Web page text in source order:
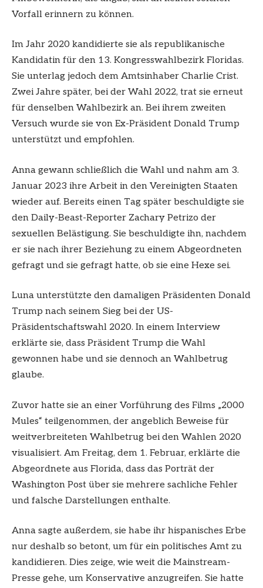
Vorfall erinnern zu können.
Im Jahr 2020 kandidierte sie als republikanische
Kandidatin für den 13. Kongresswahlbezirk Floridas.
Sie unterlag jedoch dem Amtsinhaber Charlie Crist.
Zwei Jahre später, bei der Wahl 2022, trat sie erneut
für denselben Wahlbezirk an. Bei ihrem zweiten
Versuch wurde sie von Ex-Präsident Donald Trump
unterstützt und empfohlen.
Anna gewann schließlich die Wahl und nahm am 3.
Januar 2023 ihre Arbeit in den Vereinigten Staaten
wieder auf. Bereits einen Tag später beschuldigte sie
den Daily-Beast-Reporter Zachary Petrizo der
sexuellen Belästigung. Sie beschuldigte ihn, nachdem
er sie nach ihrer Beziehung zu einem Abgeordneten
gefragt und sie gefragt hatte, ob sie eine Hexe sei.
Luna unterstützte den damaligen Präsidenten Donald
Trump nach seinem Sieg bei der US-
Präsidentschaftswahl 2020. In einem Interview
erklärte sie, dass Präsident Trump die Wahl
gewonnen habe und sie dennoch an Wahlbetrug
glaube.
Zuvor hatte sie an einer Vorführung des Films „2000
Mules“ teilgenommen, der angeblich Beweise für
weitverbreiteten Wahlbetrug bei den Wahlen 2020
visualisiert. Am Freitag, dem 1. Februar, erklärte die
Abgeordnete aus Florida, dass das Porträt der
Washington Post über sie mehrere sachliche Fehler
und falsche Darstellungen enthalte.
Anna sagte außerdem, sie habe ihr hispanisches Erbe
nur deshalb so betont, um für ein politisches Amt zu
kandidieren. Dies zeige, wie weit die Mainstream-
Presse gehe, um Konservative anzugreifen. Sie hatte